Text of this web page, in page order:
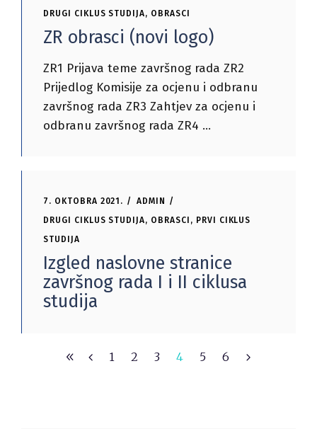
DRUGI CIKLUS STUDIJA, OBRASCI
ZR obrasci (novi logo)
ZR1 Prijava teme završnog rada ZR2
Prijedlog Komisije za ocjenu i odbranu
završnog rada ZR3 Zahtjev za ocjenu i
odbranu završnog rada ZR4
7. OKTOBRA 2021.
ADMIN
DRUGI CIKLUS STUDIJA, OBRASCI , PRVI CIKLUS
STUDIJA
Izgled naslovne stranice
završnog rada I i II ciklusa
studija
1 2 3 4 5 6